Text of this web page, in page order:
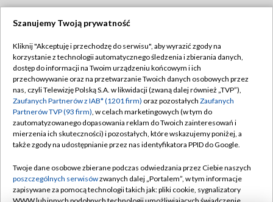
TVP
Abonament TVP
Emisja w TVP
Centrum informacji TVP
Naziemna Telewizja Cyfrowa
Rada Programowa
System NOS
Regulamin TVP
Polityka prywatności
Moje zgody
Pomoc
Kontakt
Szanujemy Twoją prywatność
Kliknij "Akceptuję i przechodzę do serwisu", aby wyrazić zgody na
korzystanie z technologii automatycznego śledzenia i zbierania danych,
dostęp do informacji na Twoim urządzeniu końcowym i ich
przechowywanie oraz na przetwarzanie Twoich danych osobowych przez
nas, czyli Telewizję Polską S.A. w likwidacji (zwaną dalej również „TVP”),
Zaufanych Partnerów z IAB* (1201 firm) oraz pozostałych Zaufanych
Partnerów TVP (93 firm), w celach marketingowych (w tym do
zautomatyzowanego dopasowania reklam do Twoich zainteresowań i
mierzenia ich skuteczności) i pozostałych, które wskazujemy poniżej, a
także zgody na udostępnianie przez nas identyfikatora PPID do Google.
Twoje dane osobowe zbierane podczas odwiedzania przez Ciebie naszych
poszczególnych serwisówzwanych dalej „Portalem”, w tym informacje
zapisywane za pomocą technologii takich jak: pliki cookie, sygnalizatory